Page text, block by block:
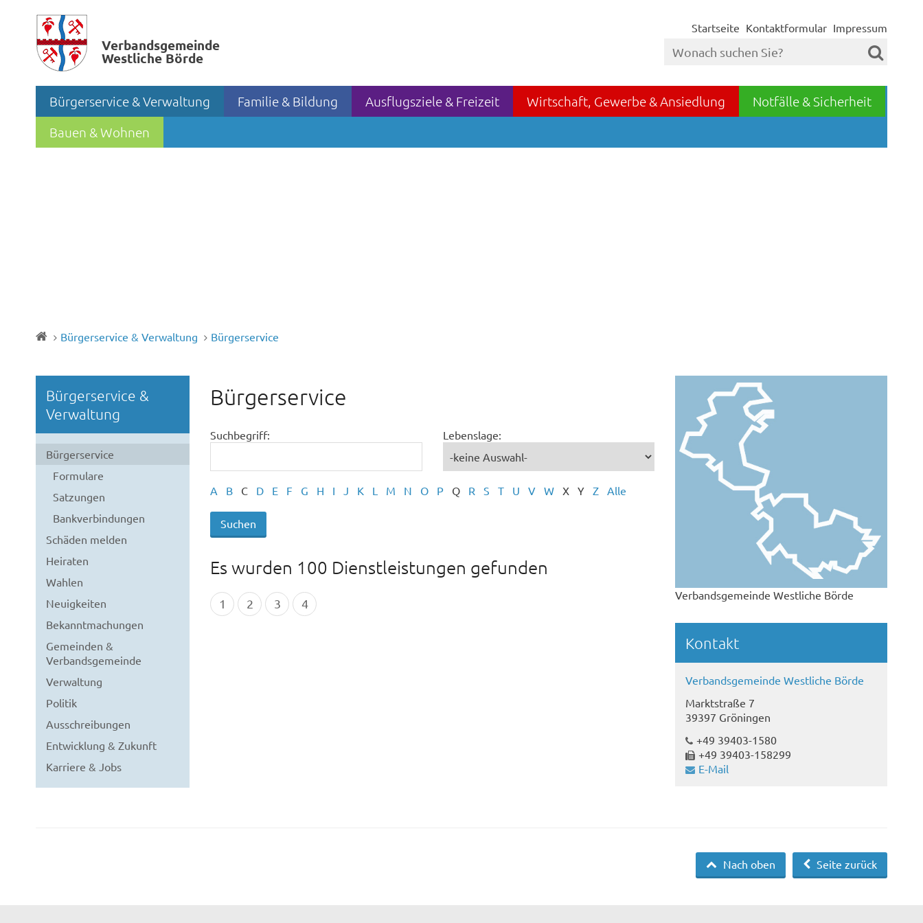
Verbands­gemeinde
Westliche Börde
Startseite Kontaktformular Impressum
Bürgerservice & Verwaltung Familie & Bildung Ausflugsziele & Freizeit Wirtschaft, Gewerbe & Ansiedlung
Notfälle & Sicherheit
Bauen & Wohnen
Bürgerservice & Verwaltung Bürgerservice
Bürgerservice &
Verwaltung
Bürgerservice
Formulare
Satzungen
Bankverbindungen
Schäden melden
Heiraten
Wahlen
Neuigkeiten
Bekanntmachungen
Gemeinden &
Verbandsgemeinde
Verwaltung
Politik
Ausschreibungen
Entwicklung & Zukunft
Karriere & Jobs
Bürgerservice
Suchbegriff: Lebenslage:
A B C D E F G H I J K L M N O P Q R S T U V W X Y Z Alle
Es wurden 100 Dienstleistungen gefunden
1 2 3 4
Verbandsgemeinde Westliche Börde
Kontakt
Verbandsgemeinde Westliche Börde
Marktstraße 7
39397 Gröningen
+49 39403-1580
+49 39403-158299
E-Mail
Seite zurück
Nach oben